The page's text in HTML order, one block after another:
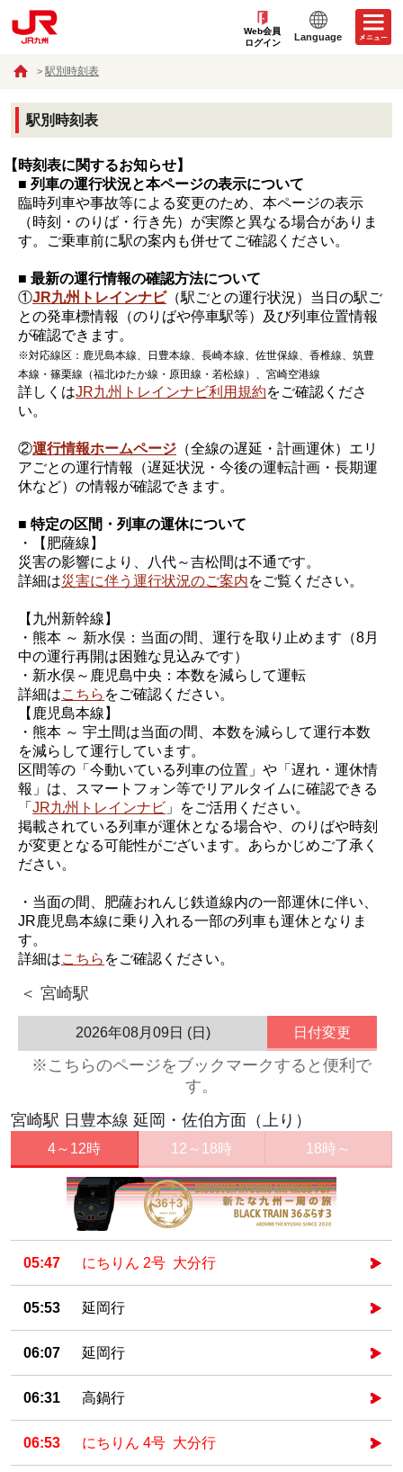
Web会員
ログイン
Language
駅別時刻表
駅別時刻表
【時刻表に関するお知らせ】
■ 列車の運行状況と本ページの表示について
臨時列車や事故等による変更のため、本ページの表示
（時刻・のりば・行き先）が実際と異なる場合がありま
す。ご乗車前に駅の案内も併せてご確認ください。
■ 最新の運行情報の確認方法について
①JR九州トレインナビ（駅ごとの運行状況）当日の駅ご
との発車標情報（のりばや停車駅等）及び列車位置情報
が確認できます。
※対応線区：鹿児島本線、日豊本線、長崎本線、佐世保線、香椎線、筑豊
本線・篠栗線（福北ゆたか線・原田線・若松線）、宮崎空港線
詳しくはJR九州トレインナビ利用規約をご確認くださ
い。
②運行情報ホームページ （全線の遅延・計画運休）エリ
アごとの運行情報（遅延状況・今後の運転計画・長期運
休など）の情報が確認できます。
■ 特定の区間・列車の運休について
・【肥薩線】
災害の影響により、八代～吉松間は不通です。
詳細は災害に伴う運行状況のご案内をご覧ください。
【九州新幹線】
・熊本 ～ 新水俣：当面の間、運行を取り止めます（8月
中の運行再開は困難な見込みです）
・新水俣～鹿児島中央：本数を減らして運転
詳細はこちら をご確認ください。
【鹿児島本線】
・熊本 ～ 宇土間は当面の間、本数を減らして運行本数
を減らして運行しています。
区間等の「今動いている列車の位置」や「遅れ・運休情
報」は、スマートフォン等でリアルタイムに確認できる
「JR九州トレインナビ 」をご活用ください。
掲載されている列車が運休となる場合や、のりばや時刻
が変更となる可能性がございます。あらかじめご了承く
ださい。
・当面の間、肥薩おれんじ鉄道線内の一部運休に伴い、
JR鹿児島本線に乗り入れる一部の列車も運休となりま
す。
詳細はこちら をご確認ください。
＜ 宮崎駅
2026年08月09日 (日) 日付変更
※こちらのページをブックマークすると便利で
す。
宮崎駅 日豊本線 延岡・佐伯方面（上り）
4～12時 12～18時 18時～
05:47 にちりん 2号 大分行
05:53 延岡行
06:07 延岡行
06:31 高鍋行
06:53 にちりん 4号 大分行